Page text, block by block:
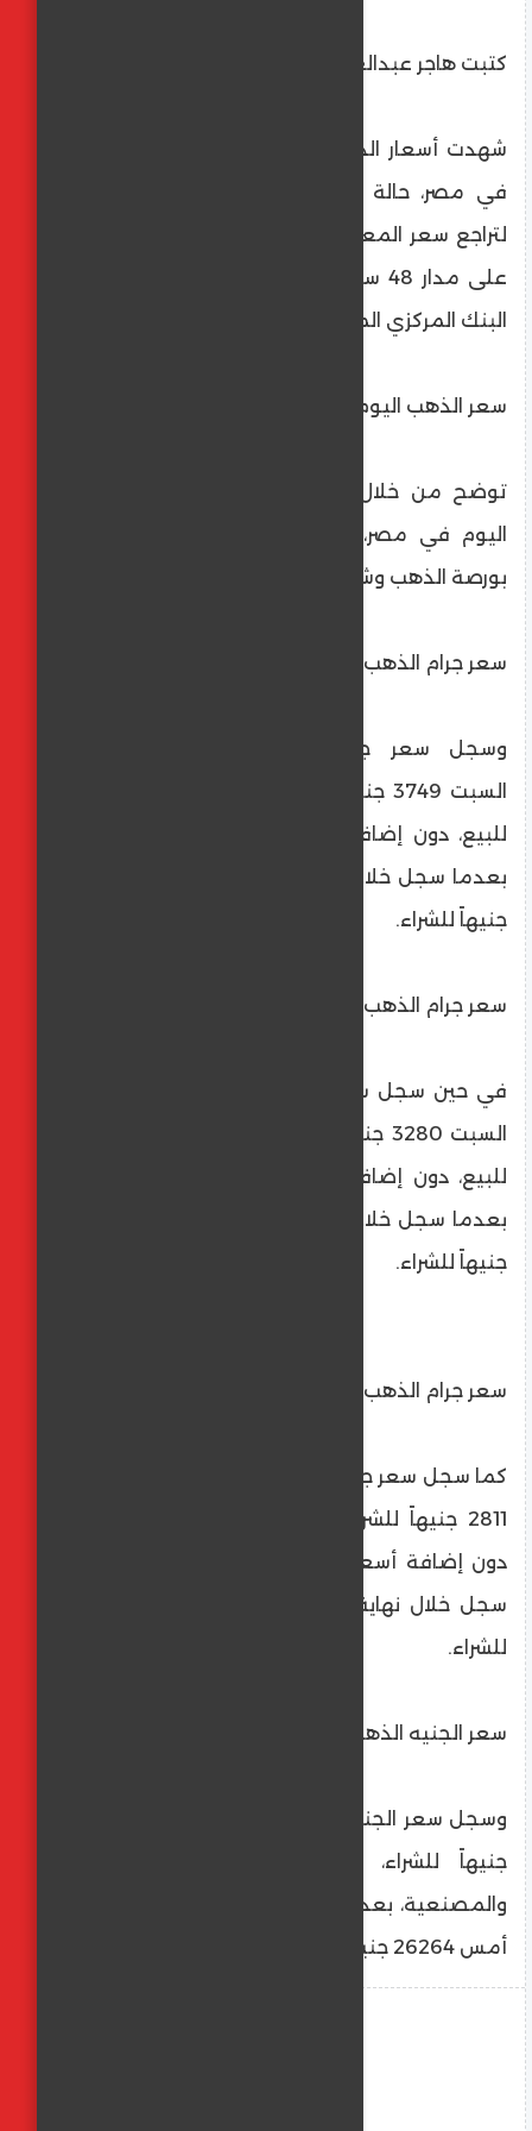
كتبت هاجر عبدالعليم
في مصر، حالة من الانخفاض، وذلك استمرارا
لتراجع سعر المعدن الأصفر في محلات الصاغة
على مدار 48 ساعة الماضية، بالتزامن مع قرار
البنك المركزي المصري بتثبيت سعر الفائدة.
سعر الذهب اليوم في مصر
توضح من خلال السطور التالية، سعر الذهب
اليوم في مصر، وفقاً لآخر تحديث في بيانات
بورصة الذهب وشعبة الذهب بالغرفة التجارية.
سعر جرام الذهب عيار 24
للبيع، دون إضافة أسعار الضريبة والمصنعية،
جنيهاً للشراء.
سعر جرام الذهب عيار 21
للبيع، دون إضافة أسعار الضريبة والمصنعية،
جنيهاً للشراء.
سعر جرام الذهب عيار 18
دون إضافة أسعار الضريبة والمصنعية، بعدما
للشراء.
سعر الجنيه الذهب
جنيهاً للشراء، دون إضافة أسعار الضريبة
والمصنعية، بعدما سجل خلال نهاية التعاملات
أمس 26264 جنيهاً للشراء.